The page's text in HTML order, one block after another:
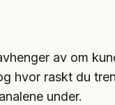
av om
hvor raskt du
under.